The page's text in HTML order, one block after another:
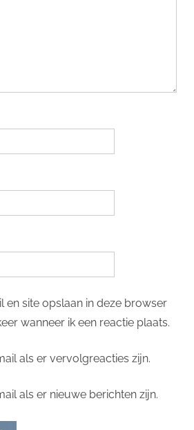
en site opslaan in deze browser
wanneer ik een reactie plaats.
als er vervolgreacties zijn.
als er nieuwe berichten zijn.